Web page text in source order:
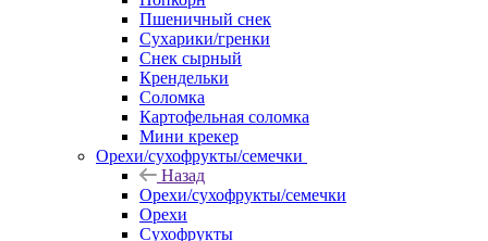
Пшеничный снек
Сухарики/гренки
Снек сырный
Крендельки
Соломка
Картофельная соломка
Мини крекер
Орехи/сухофрукты/семечки
Назад
Орехи/сухофрукты/семечки
Орехи
Сухофрукты